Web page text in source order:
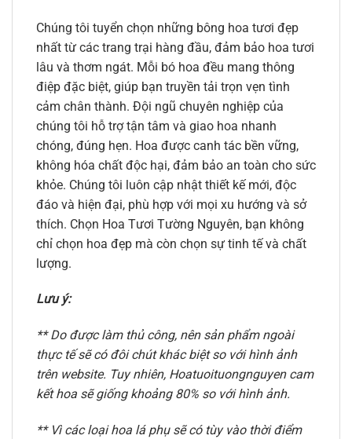
Chúng tôi tuyển chọn những bông hoa tươi đẹp
nhất từ các trang trại hàng đầu, đảm bảo hoa tươi
lâu và thơm ngát. Mỗi bó hoa đều mang thông
điệp đặc biệt, giúp bạn truyền tải trọn vẹn tình
cảm chân thành. Đội ngũ chuyên nghiệp của
chúng tôi hỗ trợ tận tâm và giao hoa nhanh
chóng, đúng hẹn. Hoa được canh tác bền vững,
không hóa chất độc hại, đảm bảo an toàn cho sức
khỏe. Chúng tôi luôn cập nhật thiết kế mới, độc
đáo và hiện đại, phù hợp với mọi xu hướng và sở
thích. Chọn Hoa Tươi Tường Nguyên, bạn không
chỉ chọn hoa đẹp mà còn chọn sự tinh tế và chất
lượng.
Lưu ý:
** Do được làm thủ công, nên sản phẩm ngoài
thực tế sẽ có đôi chút khác biệt so với hình ảnh
trên website. Tuy nhiên, Hoatuoituongnguyen cam
kết hoa sẽ giống khoảng 80% so với hình ảnh.
** Vì các loại hoa lá phụ sẽ có tùy vào thời điểm